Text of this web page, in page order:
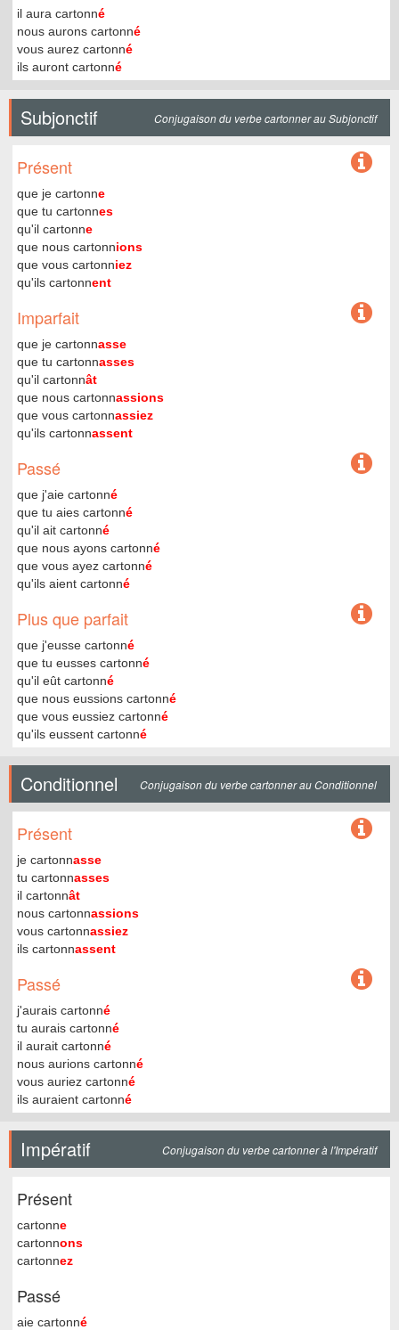
il aura cartonné
nous aurons cartonné
vous aurez cartonné
ils auront cartonné
Subjonctif Conjugaison du verbe cartonner au Subjonctif
Présent
que je cartonne
que tu cartonnes
qu'il cartonne
que nous cartonnions
que vous cartonniez
qu'ils cartonnent
Imparfait
que je cartonnasse
que tu cartonnasses
qu'il cartonnât
que nous cartonnassions
que vous cartonnassiez
qu'ils cartonnassent
Passé
que j'aie cartonné
que tu aies cartonné
qu'il ait cartonné
que nous ayons cartonné
que vous ayez cartonné
qu'ils aient cartonné
Plus que parfait
que j'eusse cartonné
que tu eusses cartonné
qu'il eût cartonné
que nous eussions cartonné
que vous eussiez cartonné
qu'ils eussent cartonné
Conditionnel Conjugaison du verbe cartonner au Conditionnel
Présent
je cartonnasse
tu cartonnasses
il cartonnât
nous cartonnassions
vous cartonnassiez
ils cartonnassent
Passé
j'aurais cartonné
tu aurais cartonné
il aurait cartonné
nous aurions cartonné
vous auriez cartonné
ils auraient cartonné
Impératif Conjugaison du verbe cartonner à l'Impératif
Présent
cartonne
cartonnons
cartonnez
Passé
aie cartonné